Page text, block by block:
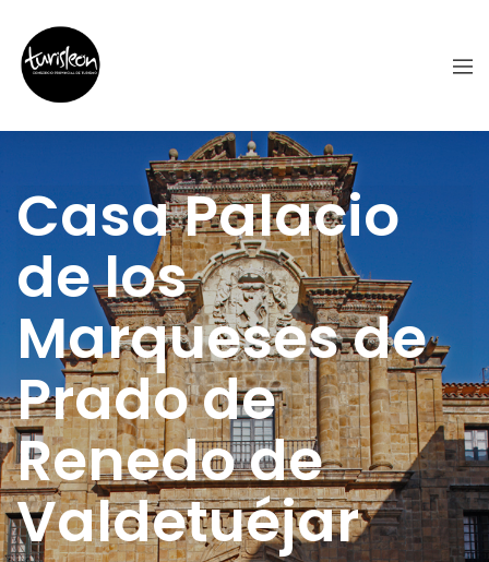
Casa Palacio
de los
Marqueses de
Prado de
Renedo de
Valdetuéjar